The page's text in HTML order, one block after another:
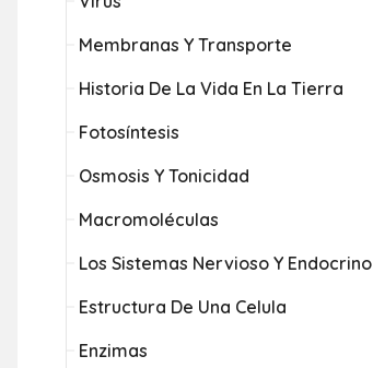
Membranas Y Transporte
Historia De La Vida En La Tierra
Fotosíntesis
Osmosis Y Tonicidad
Macromoléculas
Los Sistemas Nervioso Y Endocrino
Estructura De Una Celula
Enzimas